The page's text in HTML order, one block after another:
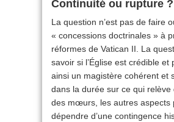
Continuité ou rupture ?
La question n’est pas de faire
« concessions doctrinales » à
réformes de Vatican II. La
savoir si l’Église est crédible et
ainsi un magistère cohérent et
dans la durée sur ce qui relève
des mœurs, les autres aspects
dépendre d’une contingence